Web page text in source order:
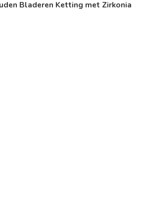
Bladeren Ketting met Zirkonia